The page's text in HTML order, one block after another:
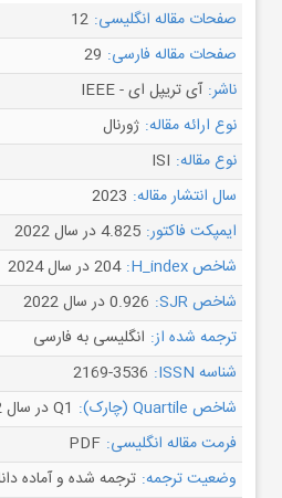
صفحات مقاله انگلیسی: 12
صفحات مقاله فارسی: 29
ناشر: آی تریپل ای - IEEE
نوع ارائه مقاله: ژورنال
نوع مقاله: ISI
سال انتشار مقاله: 2023
ایمپکت فاکتور: 4.825 در سال 2022
شاخص H_index:
204 در سال 2024
شاخص SJR:
0.926 در سال 2022
ترجمه شده از: انگلیسی به فارسی
شناسه ISSN:
2169-3536
شاخص Quartile (چارک):
Q1 در سال 2022
فرمت مقاله انگلیسی: PDF
وضعیت ترجمه: ترجمه شده و آماده